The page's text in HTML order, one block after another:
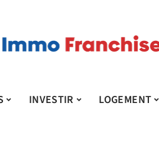
INVESTIR LOGEMENT